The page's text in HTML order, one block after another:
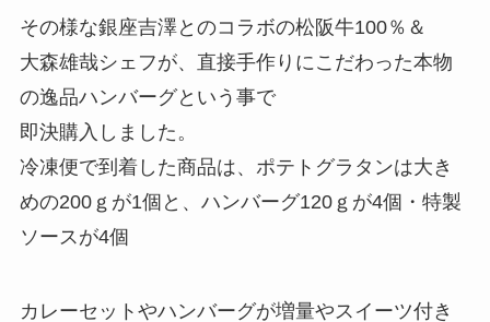
その様な銀座吉澤とのコラボの松阪牛100％＆
大森雄哉シェフが、直接手作りにこだわった本物
の逸品ハンバーグという事で
即決購入しました。
冷凍便で到着した商品は、ポテトグラタンは大き
めの200ｇが1個と、ハンバーグ120ｇが4個・特製
ソースが4個
カレーセットやハンバーグが増量やスイーツ付き